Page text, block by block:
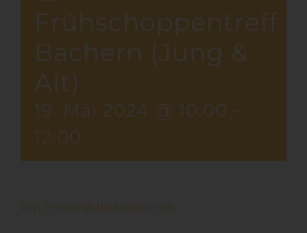
Frühschoppentreff
Bachern (Jung &
Alt)
19. Mai 2024 @ 10:00 -
12:00
http://www.wirsindbachern.de